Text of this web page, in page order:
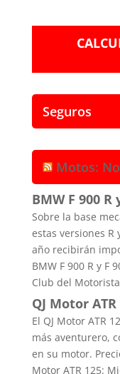
Seguros
Motos:
BMW F 900 R
Sobre la base
estas versiones R
año recibirán
BMW F 900 R y F
Club del
QJ Motor
El QJ Motor ATR
más aventurero,
en su motor.
Motor ATR 125: